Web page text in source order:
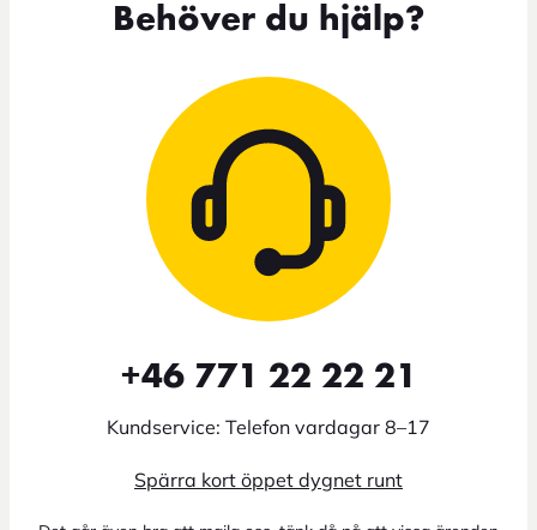
Behöver du hjälp?
+46 771 22 22 21
Kundservice: Telefon vardagar 8–17
Spärra kort öppet dygnet runt